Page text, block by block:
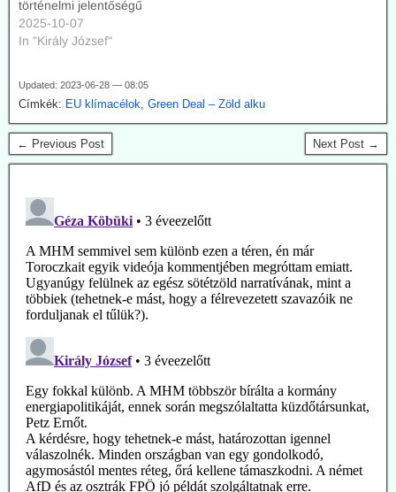
történelmi jelentőségű
beszédének. Meloni
leszámolt a tagállamokat
ideológiájával, a zöld
rögeszmével. Olaszország
számára a szuverenitást
hangsúlyozta.
2025-10-07
In "Király József"
Updated: 2023-06-28 — 08:05
Címkék: EU klímacélok, Green Deal – Zöld alku
← Previous Post Next Post →
2026.08.04. Magyar Nemzet: A látszat csal: az
extrém hőhullámok ellenére is egy hűvös
földtörténeti periódusban élünk
A lap a Föld múltbeli klímaváltozásainak okairól, illetve a most